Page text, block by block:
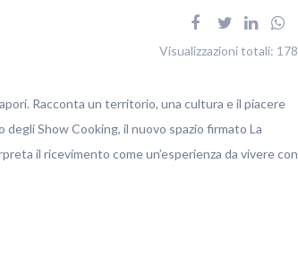
Visualizzazioni totali: 178
Racconta un territorio, una cultura e il piacere
Show Cooking, il nuovo spazio firmato La
il ricevimento come un’esperienza da vivere con